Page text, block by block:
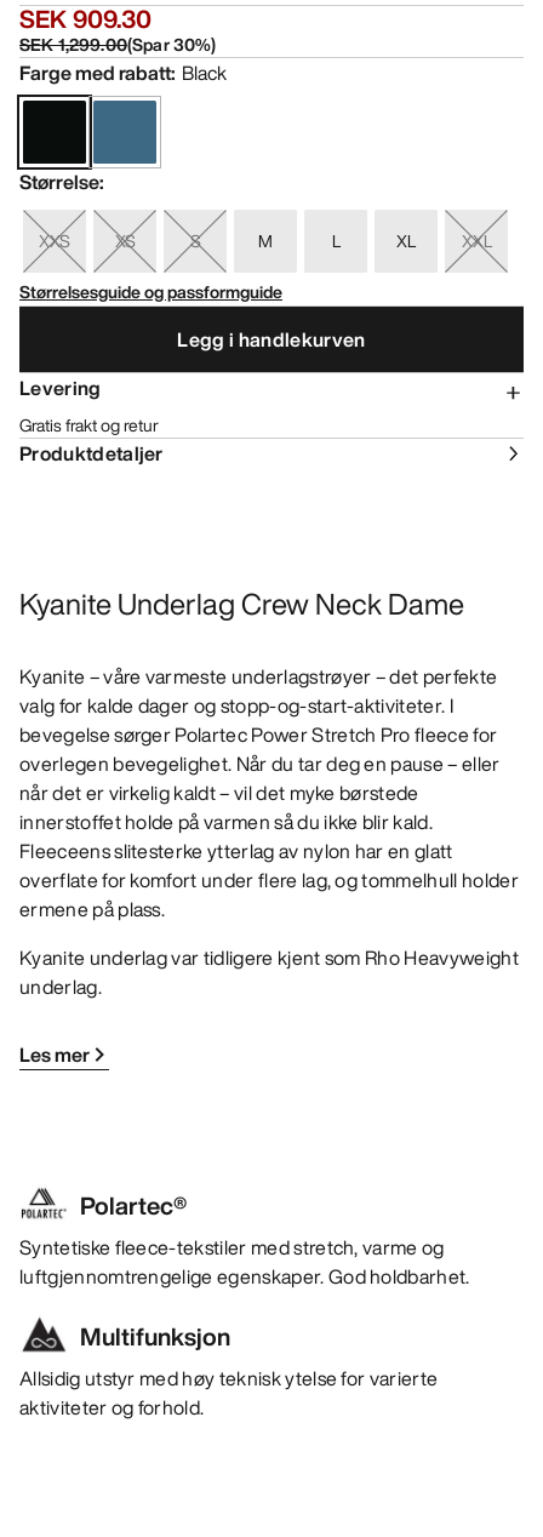
SEK 909.30
SEK 1,299.00(Spar30%)
Farge med rabatt: Black
Størrelse:
XXS XS S M L XL
XXL
Størrelsesguide og passformguide
Legg i handlekurven
Levering
Gratis frakt og retur
Produktdetaljer
Kyanite Underlag Crew Neck Dame
Kyanite – våre varmeste underlagstrøyer – det perfekte
valg for kalde dager og stopp-og-start-aktiviteter. I
bevegelse sørger Polartec Power Stretch Pro fleece for
overlegen bevegelighet. Når du tar deg en pause – eller
når det er virkelig kaldt – vil det myke børstede
innerstoffet holde på varmen så du ikke blir kald.
Fleeceens slitesterke ytterlag av nylon har en glatt
overflate for komfort under flere lag, og tommelhull holder
ermene på plass.
Kyanite underlag var tidligere kjent som Rho Heavyweight
underlag.
Les mer
Polartec®
Syntetiske fleece-tekstiler med stretch, varme og
luftgjennomtrengelige egenskaper. God holdbarhet.
Multifunksjon
Allsidig utstyr med høy teknisk ytelse for varierte
aktiviteter og forhold.